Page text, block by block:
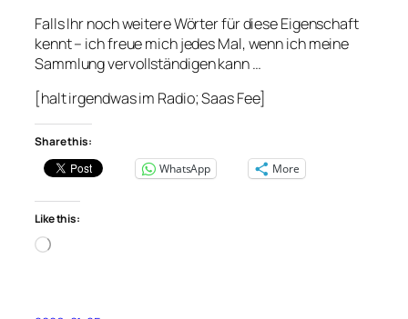
Falls Ihr noch weitere Wörter für diese Eigenschaft
kennt – ich freue mich jedes Mal, wenn ich meine
Sammlung vervollständigen kann …
[halt irgendwas im Radio; Saas Fee]
Share this:
WhatsApp
More
Like this:
Loading…